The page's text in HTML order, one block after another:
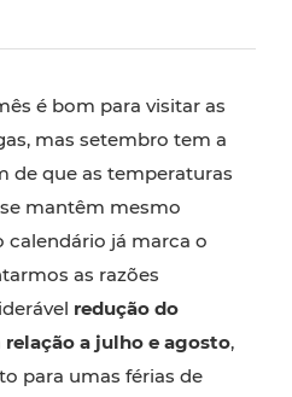
é bom para visitar as
mas setembro tem a
de que as temperaturas
mantêm mesmo
calendário já marca o
as razões
redução do
a julho e agosto,
para umas férias de